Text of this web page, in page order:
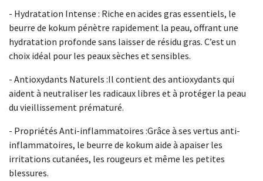
- Hydratation Intense : Riche en acides gras essentiels, le
beurre de kokum pénètre rapidement la peau, offrant une
hydratation profonde sans laisser de résidu gras. C’est un
choix idéal pour les peaux sèches et sensibles.
- Antioxydants Naturels :Il contient des antioxydants qui
aident à neutraliser les radicaux libres et à protéger la peau
du vieillissement prématuré.
- Propriétés Anti-inflammatoires :Grâce à ses vertus anti-
inflammatoires, le beurre de kokum aide à apaiser les
irritations cutanées, les rougeurs et même les petites
blessures.